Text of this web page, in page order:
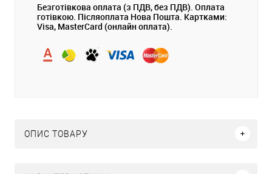
Безготівкова оплата (з ПДВ, без ПДВ). Оплата
готівкою. Післяоплата Нова Пошта. Картками:
Visa, MasterCard (онлайн оплата).
ОПИС ТОВАРУ